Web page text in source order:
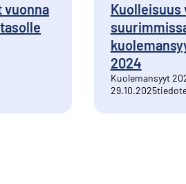
vuonna
Kuolleisuus
2024
Kuolemansyyt
29.10.2025